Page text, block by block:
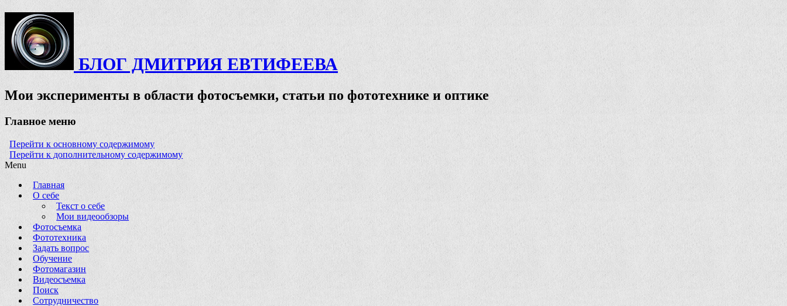
БЛОГ ДМИТРИЯ ЕВТИФЕЕВА
Мои эксперименты в области фотосъемки, статьи по фототехнике и оптике
Главное меню
Перейти к основному содержимому
Перейти к дополнительному содержимому
Menu
Главная
О себе
Текст о себе
Мои видеообзоры
Фотосъемка
Фототехника
Задать вопрос
Обучение
Фотомагазин
Видеосъемка
Поиск
Сотрудничество